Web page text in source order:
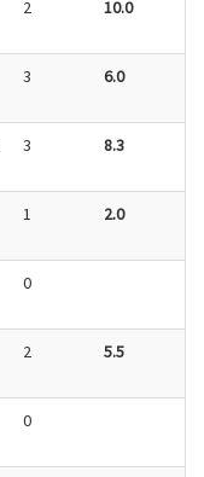
2 10.0
3 6.0
3 8.3
1 2.0
0
2 5.5
0